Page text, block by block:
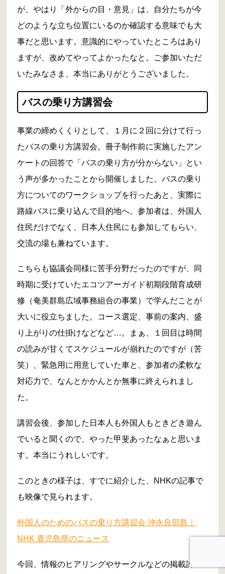
が、やはり「外からの目・意見」は、自分たちが今
どのような立ち位置にいるのか確認する意味でも大
事だと思います。意識的にやっていたところはあり
ますが、改めてやってよかったなと。ご参加いただ
いたみなさま、本当にありがとうございました。
バスの乗り方講習会
事業の締めくくりとして、１月に２回に分けて行っ
たバスの乗り方講習会。冊子制作前に実施したアン
ケートの回答で「バスの乗り方が分からない」とい
う声が多かったことから開催しました。バスの乗り
方についてのワークショップを行ったあと、実際に
路線バスに乗り込んで目的地へ。参加者は、外国人
住民だけでなく、日本人住民にも参加してもらい、
交流の場も兼ねています。
こちらも協議会同様に苦手分野だったのですが、同
時期に受けていたエコツアーガイド初期段階育成研
修（奄美群島広域事務組合の事業）で学んだことが
大いに役立ちました。コース選定、事前の案内、盛
り上がりの仕掛けなどなど…。まぁ、１回目は時間
の読みが甘くてスケジュールが崩れたのですが（苦
笑）、緊急用に用意していた車と、参加者の柔軟な
対応力で、なんとかかんとか無事に終えられまし
た。
講習会後、参加した日本人も外国人もときどき遊ん
でいると聞くので、やった甲斐あったなぁと思いま
す。本当にうれしいです。
このときの様子は、すでに紹介した、NHKの記事で
も映像で見られます。
外国人のためのバスの乗り方講習会 沖永良部島｜
NHK 鹿児島県のニュース
今回、情報のヒアリングやサークルなどの掲載許